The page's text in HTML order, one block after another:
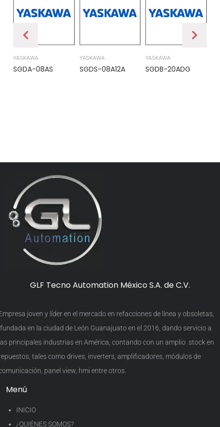
YASKAWA
SGDA-08AS
YASKAWA
SGDS-08A12A
YASKAWA
SGDB-20ADG
GLF Tecno Automation México S.A. de C.V.
joven y líder en el mercado en refacciones de línea y obsoletas,
en la ciudad de León Guanajuato en el 2016, dando servicio a
principales industrias en América, contando con un amplio stock en
tales como drives, inverters, amplificadores, módulos de
panel view, hmi entre otros.
Menú
INICIO
¿QUIÉNES SOMOS?